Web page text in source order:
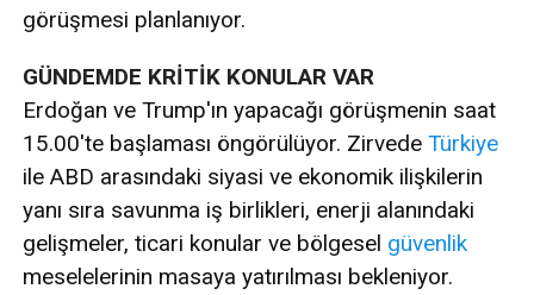
görüşmesi planlanıyor.
GÜNDEMDE KRİTİK KONULAR VAR
Erdoğan ve Trump'ın yapacağı görüşmenin saat
15.00'te başlaması öngörülüyor. Zirvede Türkiye
ile ABD arasındaki siyasi ve ekonomik ilişkilerin
yanı sıra savunma iş birlikleri, enerji alanındaki
gelişmeler, ticari konular ve bölgesel güvenlik
meselelerinin masaya yatırılması bekleniyor.